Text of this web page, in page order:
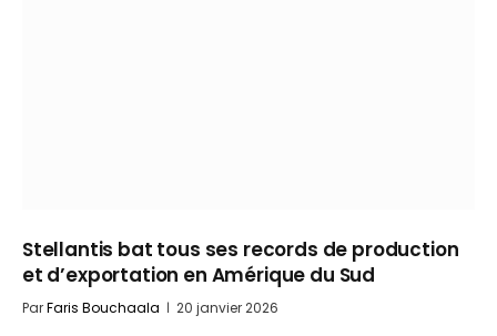
Stellantis bat tous ses records de production
et d’exportation en Amérique du Sud
ParFaris Bouchaala 20 janvier 2026